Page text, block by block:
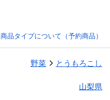
商品タイプについて（予約商品）
野菜 とうもろこし
山梨県